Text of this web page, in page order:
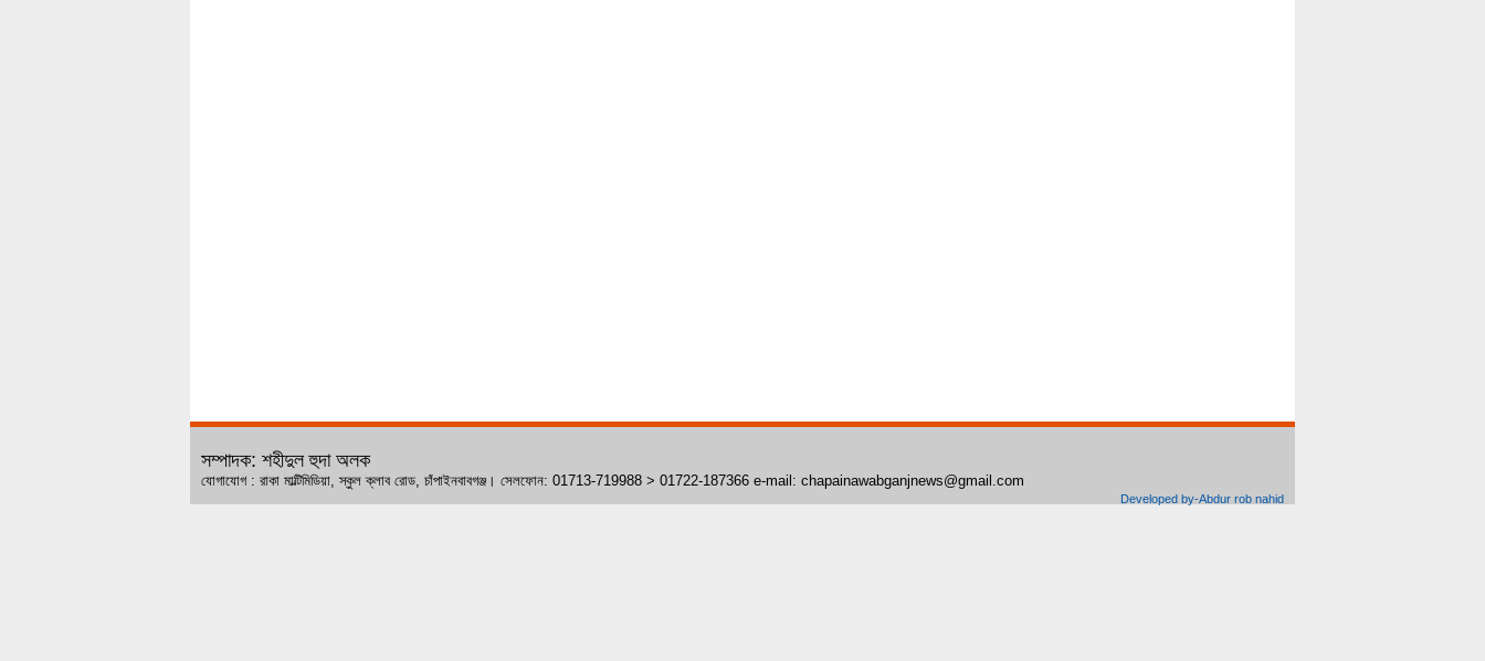
সম্পাদক: শহীদুল হুদা অলক
যোগাযোগ : রাকা মাল্টিমিডিয়া, স্কুল ক্লাব রোড, চাঁপাইনবাবগঞ্জ। সেলফোন: 01713-719988 > 01722-187366 e-mail: chapainawabganjnews@gmail.com
Developed by-Abdur rob nahid